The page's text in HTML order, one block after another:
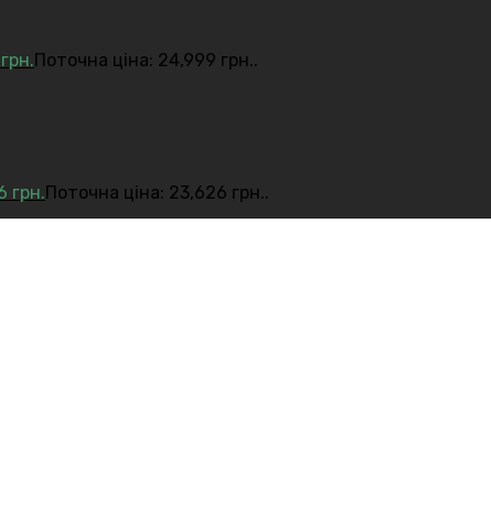
грн. Поточна ціна: 24,999 грн..
грн.Поточна ціна: 23,626 грн..